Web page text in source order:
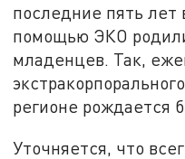
последние пять лет
помощью ЭКО
младенцев. Так,
регионе рождается
Уточняется, что